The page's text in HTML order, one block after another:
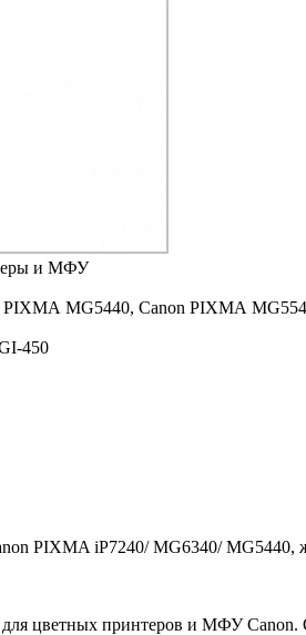
и МФУ
PIXMA MG5440, Canon PIXMA
450
PIXMA iP7240/ MG6340/ MG5440,
цветных принтеров и МФУ Canon.